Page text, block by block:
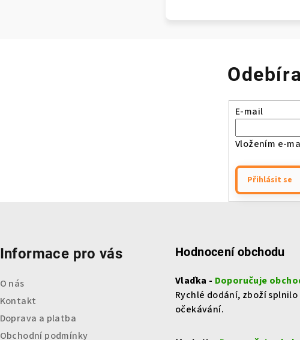
E-mail
Vložením e-
Přihlásit se
Informace pro vás
O nás
Kontakt
Doprava a platba
Obchodní podmínky
Hodnocení obchodu
Vlaďka - Doporučuje
Rychlé dodání, zboží splnilo
očekávání.